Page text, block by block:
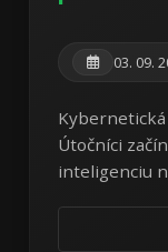
03. 09.
Útočníci
inteligenciu
znepokojivý